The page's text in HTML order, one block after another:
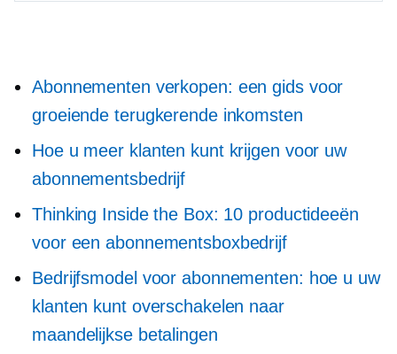
Abonnementen verkopen: een gids voor
groeiende terugkerende inkomsten
Hoe u meer klanten kunt krijgen voor uw
abonnementsbedrijf
Thinking Inside the Box: 10 productideeën
voor een abonnementsboxbedrijf
Bedrijfsmodel voor abonnementen: hoe u uw
klanten kunt overschakelen naar
maandelijkse betalingen